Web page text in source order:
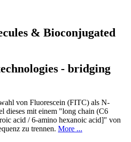
& Bioconjugated
- bridging
von Fluorescein (FITC) als N-
dieses mit einem "long chain (C6
acid / 6-amino hexanoic acid]" von
zu trennen. More ...